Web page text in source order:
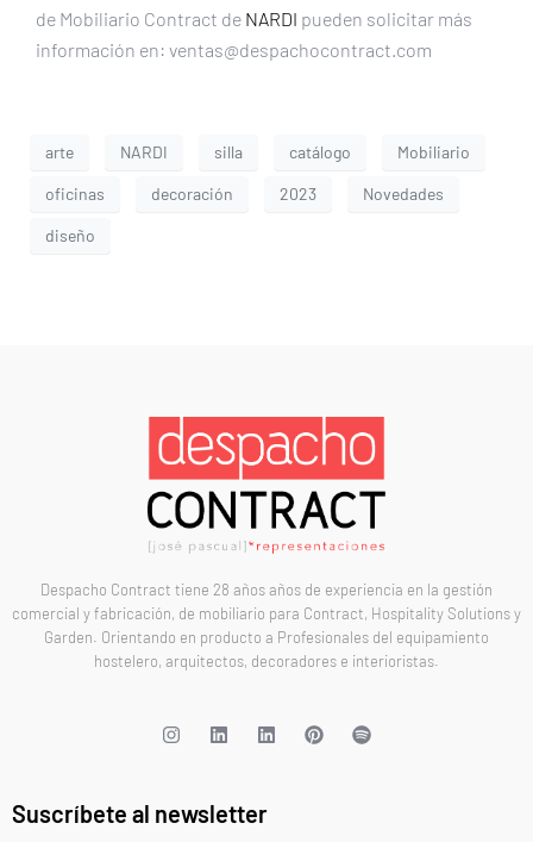
de Mobiliario Contract de NARDI pueden solicitar más
información en: ventas@despachocontract.com
arte NARDI silla catálogo Mobiliario
oficinas decoración 2023 Novedades
diseño
Despacho Contract tiene 28 años años de experiencia en la gestión
comercial y fabricación, de mobiliario para Contract, Hospitality Solutions y
Garden. Orientando en producto a Profesionales del equipamiento
hostelero, arquitectos, decoradores e interioristas.
Suscríbete al newsletter